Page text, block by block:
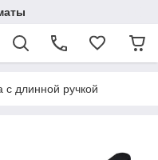
с длинной ручкой